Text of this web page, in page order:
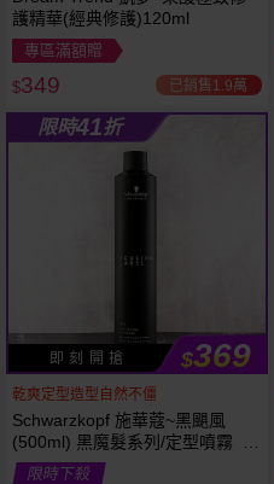
護精華(經典修護)120ml
專區滿額贈
$349 已銷售1.9萬
限時41折
即 刻 開 搶 $369
乾爽定型造型自然不僵
Schwarzkopf 施華蔻~黑颶風
(500ml) 黑魔髮系列/定型噴霧 施
華寇
限時下殺